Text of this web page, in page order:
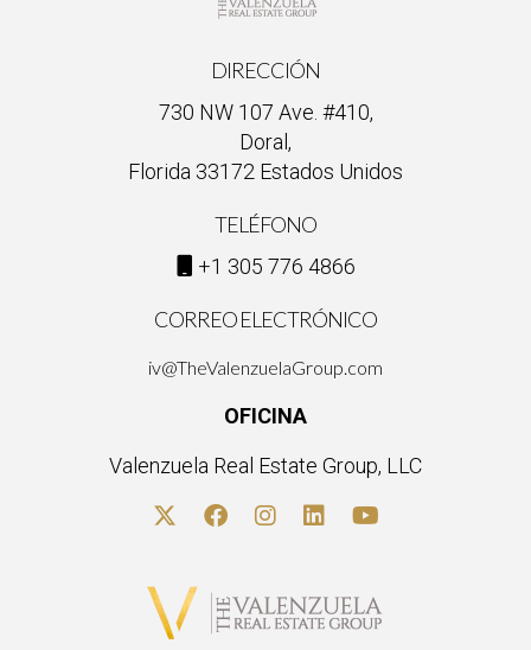
DIRECCIÓN
730 NW 107 Ave. #410,
Doral,
Florida 33172 Estados Unidos
TELÉFONO
+1 305 776 4866
CORREO ELECTRÓNICO
iv@TheValenzuelaGroup.com
OFICINA
Valenzuela Real Estate Group, LLC